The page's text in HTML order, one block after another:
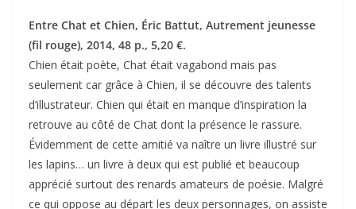
Entre Chat et Chien, Éric Battut, Autrement jeunesse
(fil rouge), 2014, 48 p., 5,20 €.
Chien était poète, Chat était vagabond mais pas
seulement car grâce à Chien, il se découvre des talents
d’illustrateur. Chien qui était en manque d’inspiration la
retrouve au côté de Chat dont la présence le rassure.
Évidemment de cette amitié va naître un livre illustré sur
les lapins… un livre à deux qui est publié et beaucoup
apprécié surtout des renards amateurs de poésie. Malgré
ce qui oppose au départ les deux personnages, on assiste